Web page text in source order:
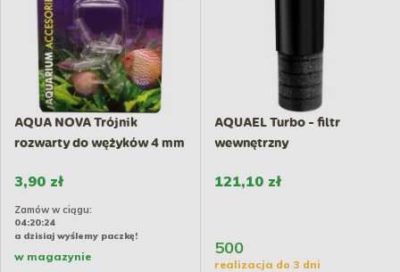
AQUA NOVA Trójnik
rozwarty do wężyków 4 mm
3,90 zł
Zamów w ciągu:
04:20:23
a dzisiaj wyślemy paczkę!
w magazynie
AQUAEL Turbo - filtr
wewnętrzny
121,10 zł
500
realizacja do 3 dni